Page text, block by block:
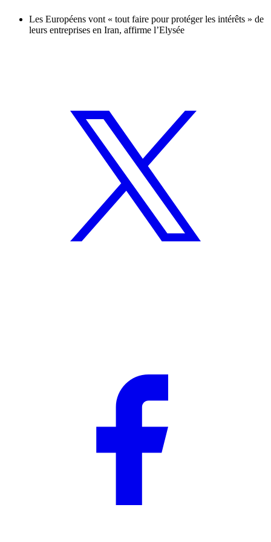
Les Européens vont « tout faire pour protéger les intérêts » de
leurs entreprises en Iran, affirme l’Elysée